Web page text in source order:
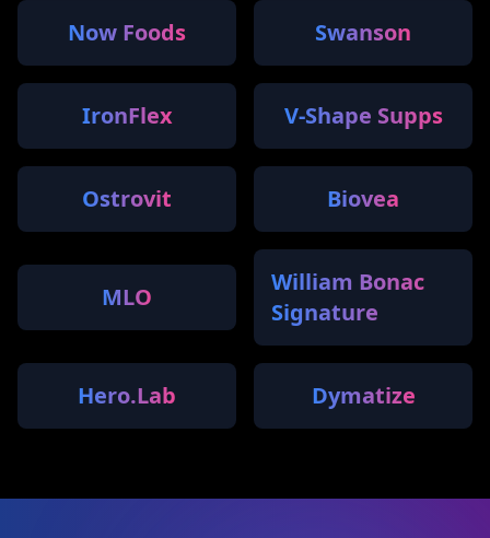
Now Foods Swanson
IronFlex V-Shape Supps
Ostrovit Biovea
MLO
William Bonac
Signature
Hero.Lab Dymatize